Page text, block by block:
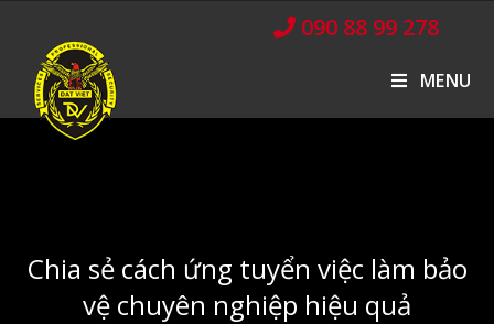
090 88 99 278
MENU
Chia sẻ cách ứng tuyển việc làm bảo
vệ chuyên nghiệp hiệu quả